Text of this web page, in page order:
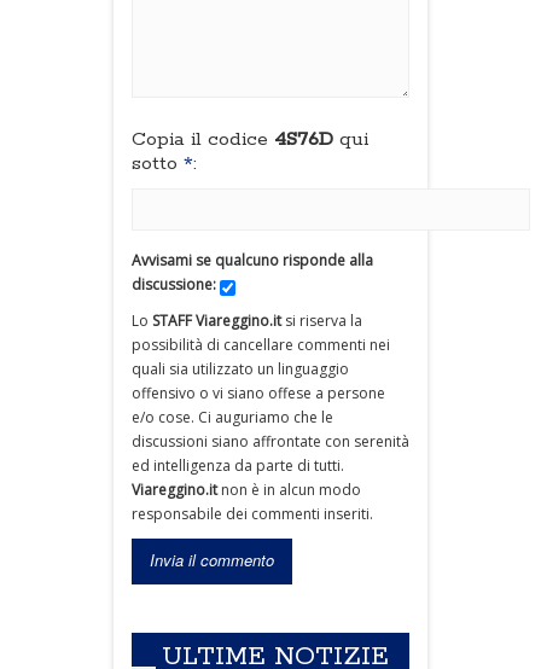
Copia il codice 4S76D qui
sotto *:
Avvisami se qualcuno risponde alla
discussione:
Lo STAFF Viareggino.itsi riserva la
possibilità di cancellare commenti nei
quali sia utilizzato un linguaggio
offensivo o vi siano offese a persone
e/o cose. Ci auguriamo che le
discussioni siano affrontate con serenità
ed intelligenza da parte di tutti.
Viareggino.itnon è in alcun modo
responsabile dei commenti inseriti.
ULTIME NOTIZIE